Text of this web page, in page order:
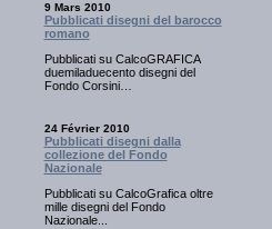
9 Mars 2010
Pubblicati disegni del barocco
romano
Pubblicati su CalcoGRAFICA
duemiladuecento disegni del
Fondo Corsini…
24 Février 2010
Pubblicati disegni dalla
collezione del Fondo
Nazionale
Pubblicati su CalcoGrafica oltre
mille disegni del Fondo
Nazionale...